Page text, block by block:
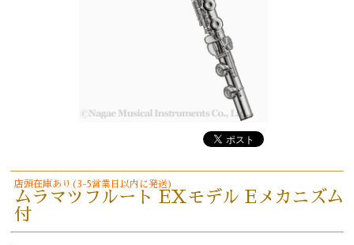
店頭在庫あり(3-5営業日以内に発送)
ムラマツフルート EXモデル Eメカニズム
付